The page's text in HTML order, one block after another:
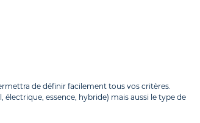
de définir facilement tous vos critères.
essence, hybride) mais aussi le type de